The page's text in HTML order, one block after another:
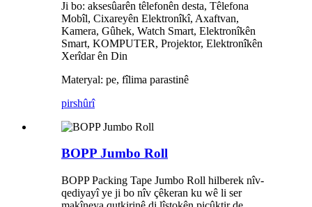
Ji bo: aksesûarên têlefonên desta, Têlefona
Mobîl, Cixareyên Elektronîkî, Axaftvan,
Kamera, Gûhek, Watch Smart, Elektronîkên
Smart, KOMPUTER, Projektor, Elektronîkên
Xerîdar ên Din
Materyal: pe, fîlima parastinê
pirshûrî
BOPP Jumbo Roll
BOPP Packing Tape Jumbo Roll hilberek nîv-
qediyayî ye ji bo nîv çêkeran ku wê li ser